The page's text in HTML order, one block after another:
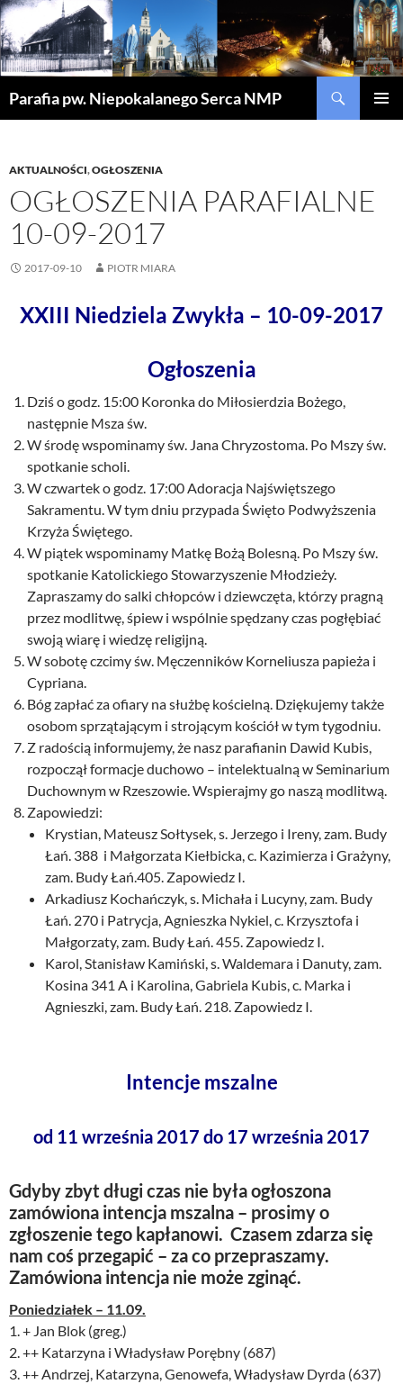
Parafia pw. Niepokalanego Serca NMP
AKTUALNOŚCI,OGŁOSZENIA
OGŁOSZENIA PARAFIALNE
10-09-2017
2017-09-10 PIOTR MIARA
XXIII Niedziela Zwykła – 10-09-2017
Ogłoszenia
Dziś o godz. 15:00 Koronka do Miłosierdzia Bożego,
następnie Msza św.
W środę wspominamy św. Jana Chryzostoma. Po Mszy św.
spotkanie scholi.
W czwartek o godz. 17:00 Adoracja Najświętszego
Sakramentu. W tym dniu przypada Święto Podwyższenia
Krzyża Świętego.
W piątek wspominamy Matkę Bożą Bolesną. Po Mszy św.
spotkanie Katolickiego Stowarzyszenie Młodzieży.
Zapraszamy do salki chłopców i dziewczęta, którzy pragną
przez modlitwę, śpiew i wspólnie spędzany czas pogłębiać
swoją wiarę i wiedzę religijną.
W sobotę czcimy św. Męczenników Korneliusza papieża i
Cypriana.
Bóg zapłać za ofiary na służbę kościelną. Dziękujemy także
osobom sprzątającym i strojącym kościół w tym tygodniu.
Z radością informujemy, że nasz parafianin Dawid Kubis,
rozpoczął formacje duchowo – intelektualną w Seminarium
Duchownym w Rzeszowie. Wspierajmy go naszą modlitwą.
Zapowiedzi:
Krystian, Mateusz Sołtysek, s. Jerzego i Ireny, zam. Budy
Łań. 388 i Małgorzata Kiełbicka, c. Kazimierza i Grażyny,
zam. Budy Łań.405. Zapowiedz I.
Arkadiusz Kochańczyk, s. Michała i Lucyny, zam. Budy
Łań. 270 i Patrycja, Agnieszka Nykiel, c. Krzysztofa i
Małgorzaty, zam. Budy Łań. 455. Zapowiedz I.
Karol, Stanisław Kamiński, s. Waldemara i Danuty, zam.
Kosina 341 A i Karolina, Gabriela Kubis, c. Marka i
Agnieszki, zam. Budy Łań. 218. Zapowiedz I.
Intencje mszalne
od 11 września 2017 do 17 września 2017
Gdyby zbyt długi czas nie była ogłoszona
zamówiona intencja mszalna – prosimy o
zgłoszenie tego kapłanowi. Czasem zdarza się
nam coś przegapić – za co przepraszamy.
Zamówiona intencja nie może zginąć.
Poniedziałek – 11.09.
1. + Jan Blok (greg.)
2. ++ Katarzyna i Władysław Porębny (687)
3. ++ Andrzej, Katarzyna, Genowefa, Władysław Dyrda (637)